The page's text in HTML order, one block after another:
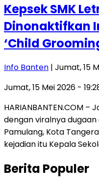
Kepsek SMK
Dinonaktifkan
‘Child
Info Banten | Jumat, 15
Jumat, 15 Mei 2026 -
HARIANBANTEN.COM
dengan viralnya dugaan
Pamulang, Kota
kejadian itu Kepala
Berita Populer